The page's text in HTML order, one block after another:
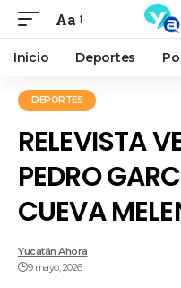
Aa
Inicio Deportes
DEPORTES
RELEVISTA
PEDRO
CUEVA
Yucatán Ahora
9 mayo, 2026